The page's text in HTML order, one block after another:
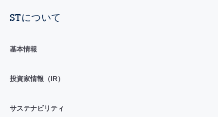
STについて
基本情報
投資家情報（IR）
サステナビリティ